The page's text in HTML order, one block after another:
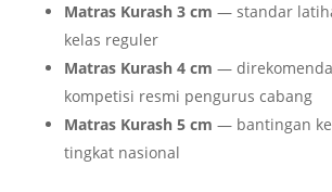
Matras Kurash 3 cm — standar
kelas reguler
Matras Kurash 4 cm —
kompetisi resmi pengurus cabang
Matras Kurash 5 cm — bantingan
tingkat nasional